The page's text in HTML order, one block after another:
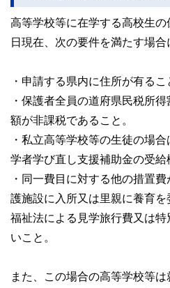
高等学校等に在学する高校生の
日現在、次の要件を満たす場合
・申請する県内に住所が有るこ
・保護者全員の道府県民税所
額が非課税であること。
・私立高等学校等の生徒の場
学者学び直し支援補助金の受給
・同一費目に対する他の措置
護施設に入所又は里親に養育
福祉法による見学旅行費又は
いこと。
また、この場合の高等学校等